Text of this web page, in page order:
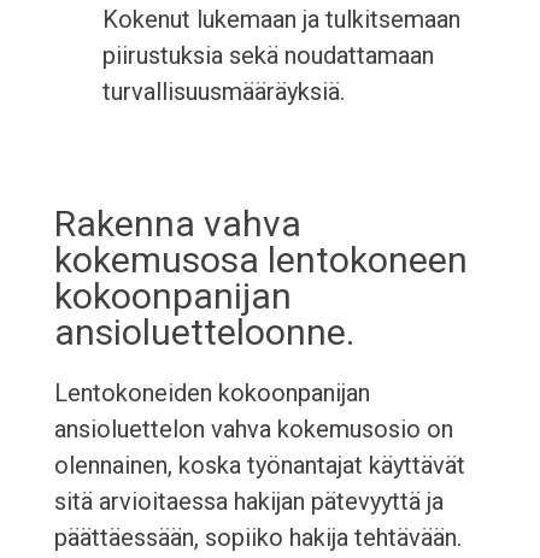
Kokenut lukemaan ja tulkitsemaan
piirustuksia sekä noudattamaan
turvallisuusmääräyksiä.
Rakenna vahva
kokemusosa lentokoneen
kokoonpanijan
ansioluetteloonne.
Lentokoneiden kokoonpanijan
ansioluettelon vahva kokemusosio on
olennainen, koska työnantajat käyttävät
sitä arvioitaessa hakijan pätevyyttä ja
päättäessään, sopiiko hakija tehtävään.